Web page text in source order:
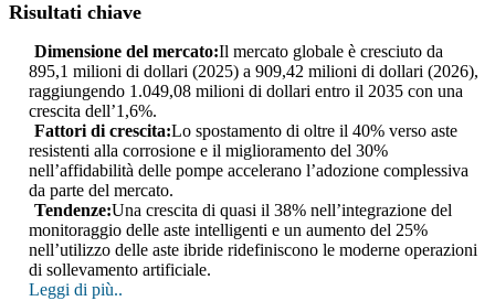
Risultati chiave
Dimensione del mercato:Il mercato globale è cresciuto da
895,1 milioni di dollari (2025) a 909,42 milioni di dollari (2026),
raggiungendo 1.049,08 milioni di dollari entro il 2035 con una
crescita dell’1,6%.
Fattori di crescita:Lo spostamento di oltre il 40% verso aste
resistenti alla corrosione e il miglioramento del 30%
nell’affidabilità delle pompe accelerano l’adozione complessiva
da parte del mercato.
Tendenze:Una crescita di quasi il 38% nell’integrazione del
monitoraggio delle aste intelligenti e un aumento del 25%
nell’utilizzo delle aste ibride ridefiniscono le moderne operazioni
di sollevamento artificiale.
Leggi di più..